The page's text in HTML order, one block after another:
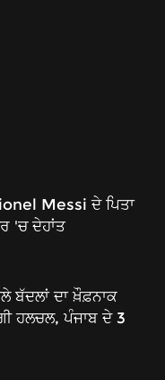
Messi ਦੇ ਪਿਤਾ
'ਚ ਦੇਹਾਂਤ
ਬੱਦਲਾਂ ਦਾ ਖ਼ੌਫ਼ਨਾਕ
ਹਲਚਲ, ਪੰਜਾਬ ਦੇ 3